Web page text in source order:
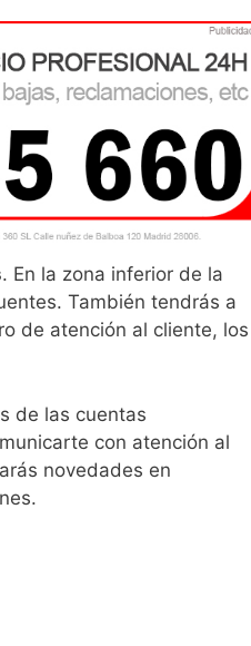
. En la zona inferior de la
También tendrás a
de atención al cliente, los
de las cuentas
con atención al
novedades en